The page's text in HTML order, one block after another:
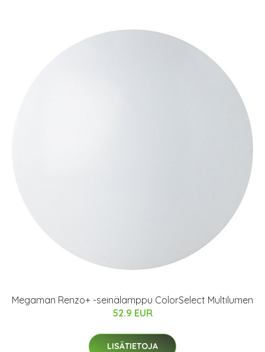
Megaman Renzo+ -seinälamppu ColorSelect Multilumen
52.9 EUR
LISÄTIETOJA